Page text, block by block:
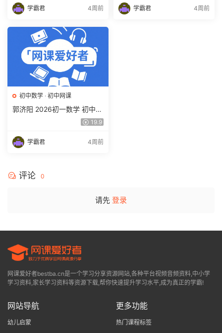
学霸君 4周前 学霸君 4周前
初中数学 · 初中网课
郭济阳 2026初一数学 初中数
学春上 数理思维自主学习·BS
19.9
学霸君 4周前
评论 0
请先 登录
网课爱好者bestba.cn是一个学习分享资源网站,各种平台视频音频资料,中小学
学习资料,家长学习资料等资源下载,帮你快速提升学习水平,成为真正的学霸!
网站导航
幼儿启蒙
更多功能
热门课程标签